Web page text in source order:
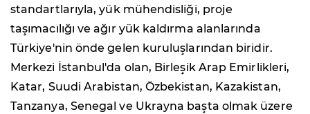
standartlarıyla, yük mühendisliği, proje
taşımacılığı ve ağır yük kaldırma alanlarında
Türkiye'nin önde gelen kuruluşlarından biridir.
Merkezi İstanbul'da olan, Birleşik Arap Emirlikleri,
Katar, Suudi Arabistan, Özbekistan, Kazakistan,
Tanzanya, Senegal ve Ukrayna başta olmak üzere